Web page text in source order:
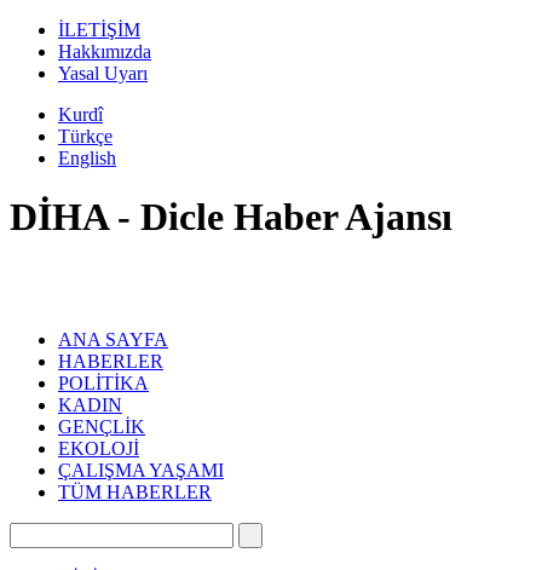
İLETİŞİM
Hakkımızda
Yasal Uyarı
Kurdî
Türkçe
English
DİHA - Dicle Haber Ajansı
ANA SAYFA
HABERLER
POLİTİKA
KADIN
GENÇLİK
EKOLOJİ
ÇALIŞMA YAŞAMI
TÜM HABERLER